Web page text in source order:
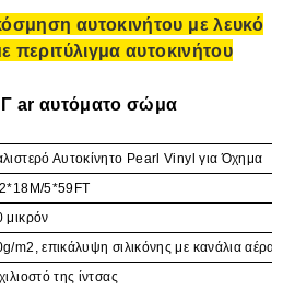
αυτοκινήτου με λευκό
περιτύλιγμα αυτοκινήτου
ar αυτόματο σώμα
Αυτοκίνητο Pearl Vinylγια Όχημα
5*59FT
μικρόν
m2, επικάλυψη σιλικόνης με κανάλια αέρα
της ίντσας